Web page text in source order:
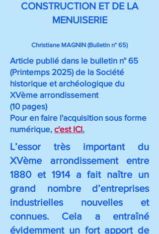
CONSTRUCTION ET DE LA
MENUISERIE
Christiane MAGNIN (Bulletin n° 65)
Article publié dans le bulletin n° 65
(Printemps 2025) de la Société
historique et archéologique du
XVème arrondissement
(10 pages)
Pour en faire l'acquisition sous forme
numérique, c'est ICI.
L’essor très important du
XVème arrondissement entre
1880 et 1914 a fait naître un
grand nombre d’entreprises
industrielles nouvelles et
connues. Cela a entraîné
évidemment un fort apport de